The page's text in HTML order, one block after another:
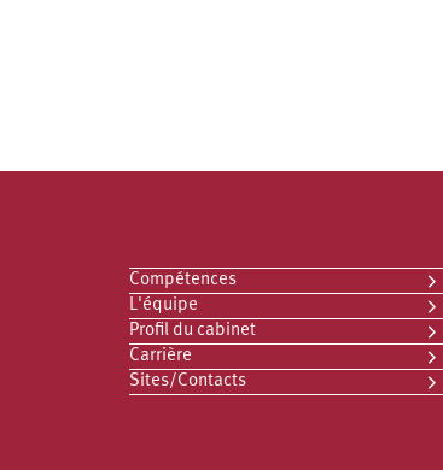
Compétences
L'équipe
Profil du cabinet
Carrière
Sites/Contacts